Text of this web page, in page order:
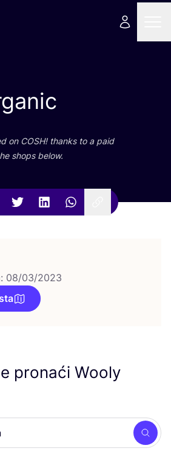
on COSH! than­ks to a paid
shops below.
08/03/2023
pronaći Wooly